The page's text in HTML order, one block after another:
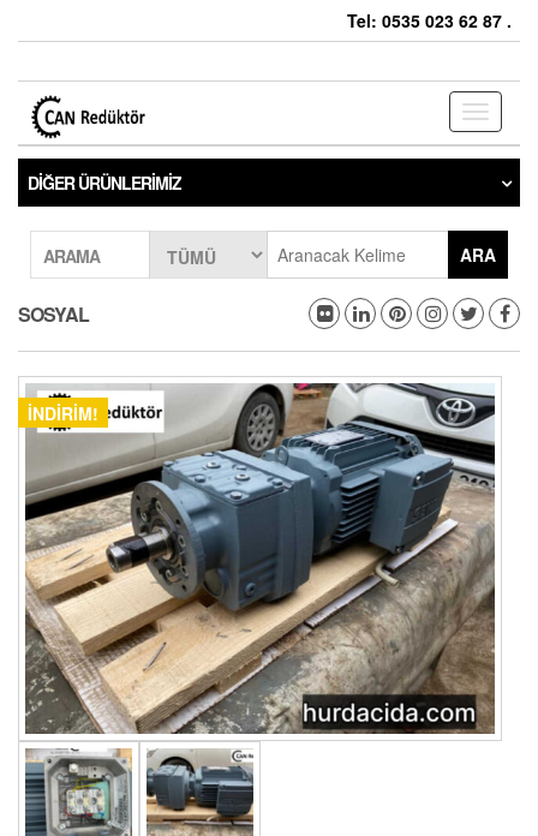
Tel: 0535 023 62 87 .
Toggle
DIĞER ÜRÜNLERIMIZ
ARAMA ARA
SOSYAL
İNDIRIM!